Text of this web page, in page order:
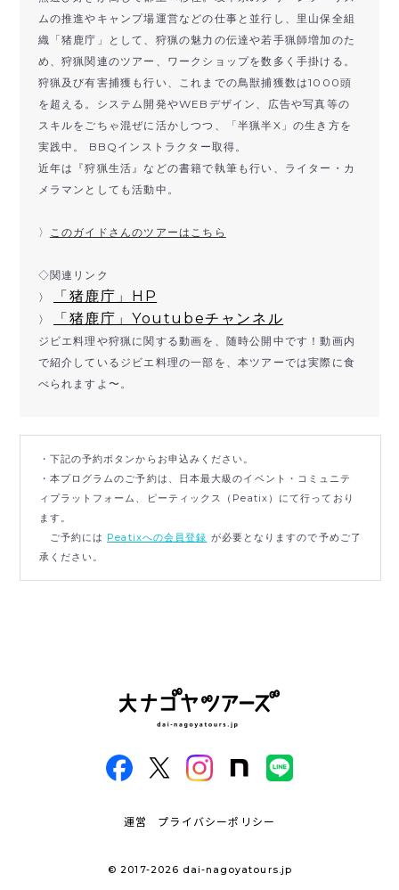
ムの推進やキャンプ場運営などの仕事と並行し、里山保全組
織「猪鹿庁」として、狩猟の魅力の伝達や若手猟師増加のた
め、狩猟関連のツアー、ワークショップを数多く手掛ける。
狩猟及び有害捕獲も行い、これまでの鳥獣捕獲数は1000頭
を超える。システム開発やWEBデザイン、広告や写真等の
スキルをごちゃ混ぜに活かしつつ、「半猟半X」の生き方を
実践中。 BBQインストラクター取得。
近年は『狩猟生活』などの書籍で執筆も行い、ライター・カ
メラマンとしても活動中。
〉 このガイドさんのツアーはこちら
◇関連リンク
〉
「猪鹿庁」HP
〉 「猪鹿庁」Youtubeチャンネル
ジビエ料理や狩猟に関する動画を、随時公開中です！動画内
で紹介しているジビエ料理の一部を、本ツアーでは実際に食
べられますよ〜。
・下記の予約ボタンからお申込みください。
・本プログラムのご予約は、日本最大級のイベント・コミュニテ
ィプラットフォーム、ピーティックス（Peatix）にて行っており
ます。
ご予約には Peatixへの会員登録 が必要となりますので予めご了
承ください。
運営 プライバシーポリシー
© 2017-2026 dai-nagoyatours.jp